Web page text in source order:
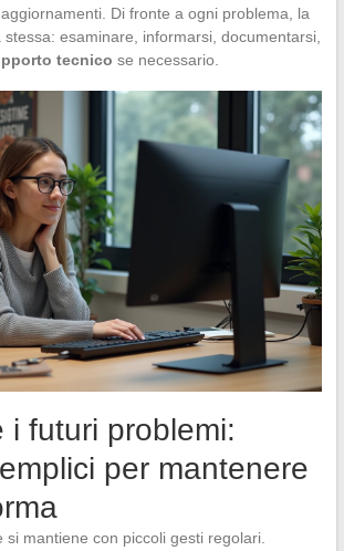
Di fronte a ogni problema, la
esaminare, informarsi, documentarsi,
tecnico se necessario.
i futuri problemi:
per mantenere
si mantiene con piccoli gesti regolari.